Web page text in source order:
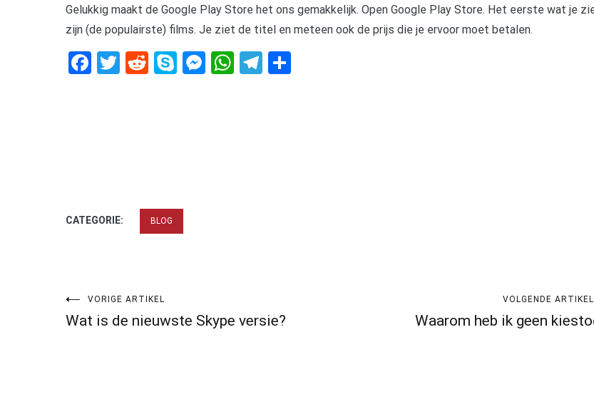
Gelukkig maakt de Google Play Store het ons gemakkelijk. Open Google Play Store. Het eerste wat je
zijn (de populairste) films. Je ziet de titel en meteen ook de prijs die je ervoor moet betalen.
Facebook
Twitter
RedditSkypeMessenger
WhatsApp
Telegram
CATEGORIE: BLOG
Bericht
navigatie
VORIGE ARTIKEL
Wat is de nieuwste Skype versie?
VOLGENDE ARTIKEL
Waarom heb ik geen